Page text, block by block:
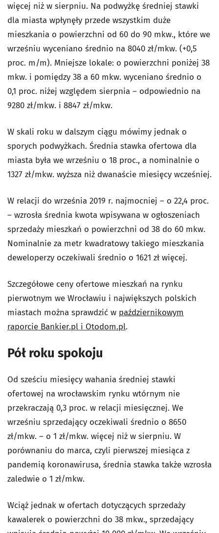
więcej niż w sierpniu. Na podwyżkę średniej stawki
dla miasta wpłynęły przede wszystkim duże
mieszkania o powierzchni od 60 do 90 mkw., które we
wrześniu wyceniano średnio na 8040 zł/mkw. (+0,5
proc. m/m). Mniejsze lokale: o powierzchni poniżej 38
mkw. i pomiędzy 38 a 60 mkw. wyceniano średnio o
0,1 proc. niżej względem sierpnia – odpowiednio na
9280 zł/mkw. i 8847 zł/mkw.
W skali roku w dalszym ciągu mówimy jednak o
sporych podwyżkach. Średnia stawka ofertowa dla
miasta była we wrześniu o 18 proc., a nominalnie o
1327 zł/mkw. wyższa niż dwanaście miesięcy wcześniej.
W relacji do września 2019 r. najmocniej – o 22,4 proc.
– wzrosła średnia kwota wpisywana w ogłoszeniach
sprzedaży mieszkań o powierzchni od 38 do 60 mkw.
Nominalnie za metr kwadratowy takiego mieszkania
deweloperzy oczekiwali średnio o 1621 zł więcej.
Szczegółowe ceny ofertowe mieszkań na rynku
pierwotnym we Wrocławiu i największych polskich
miastach można sprawdzić w październikowym
raporcie Bankier.pl i Otodom.pl.
Pół roku spokoju
Od sześciu miesięcy wahania średniej stawki
ofertowej na wrocławskim rynku wtórnym nie
przekraczają 0,3 proc. w relacji miesięcznej. We
wrześniu sprzedający oczekiwali średnio o 8650
zł/mkw. – o 1 zł/mkw. więcej niż w sierpniu. W
porównaniu do marca, czyli pierwszej miesiąca z
pandemią koronawirusa, średnia stawka także wzrosła
zaledwie o 1 zł/mkw.
Wciąż jednak w ofertach dotyczących sprzedaży
kawalerek o powierzchni do 38 mkw., sprzedający